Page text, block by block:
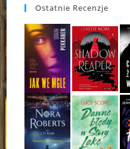
Ostatnie Recenzje